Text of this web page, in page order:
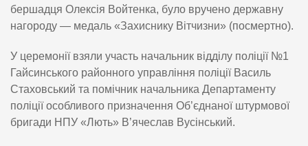
бершадця Олексія Войтенка, було вручено державну
нагороду — медаль «Захиснику Вітчизни» (посмертно).
У церемонії взяли участь начальник відділу поліції №1
Гайсинського районного управління поліції Василь
Стаховський та помічник начальника Департаменту
поліції особливого призначення Об’єднаної штурмової
бригади НПУ «Лють» В’ячеслав Вусінський.